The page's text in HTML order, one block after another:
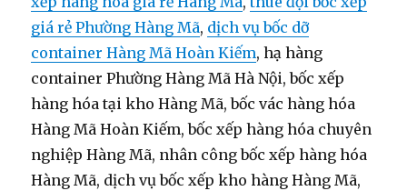
giá rẻ Phường Hàng Mã, dịch vụ bốc dỡ
container Hàng Mã Hoàn Kiếm, hạ hàng
container Phường Hàng Mã Hà Nội, bốc xếp
hàng hóa tại kho Hàng Mã, bốc vác hàng hóa
Hàng Mã Hoàn Kiếm, bốc xếp hàng hóa chuyên
nghiệp Hàng Mã, nhân công bốc xếp hàng hóa
Hàng Mã, dịch vụ bốc xếp kho hàng Hàng Mã,